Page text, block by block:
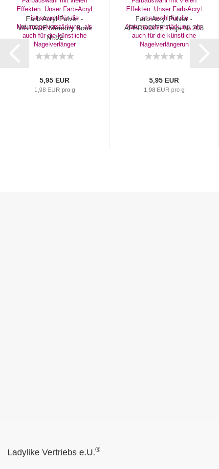
Farb Acryl Pulver -
VINTAGE Memory Book
Nr.82
5,95 EUR
1,98 EUR pro g
Farb Acryl Pulver -
APHRODITE Troja Nr.203
5,95 EUR
1,98 EUR pro g
Ladylike Vertriebs e.U.®